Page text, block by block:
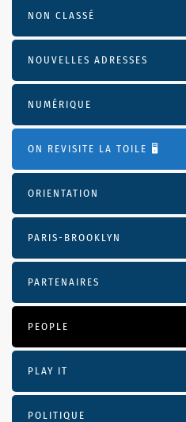
NON CLASSÉ
NOUVELLES ADRESSES
NUMÉRIQUE
ON REVISITE LA TOILE 🖥️
ORIENTATION
PARIS-BROOKLYN
PARTENAIRES
PEOPLE
PLAY IT
POLITIQUE